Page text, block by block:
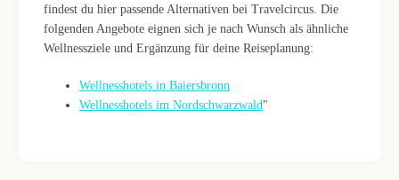
findest du hier passende Alternativen bei Travelcircus. Die
folgenden Angebote eignen sich je nach Wunsch als ähnliche
Wellnessziele und Ergänzung für deine Reiseplanung:
Wellnesshotels in Baiersbronn
Wellnesshotels im Nordschwarzwald"